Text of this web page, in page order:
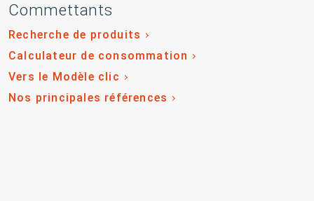
Commettants
Recherche de produits
Calculateur de consommation
Vers le Modèle clic
Nos principales références